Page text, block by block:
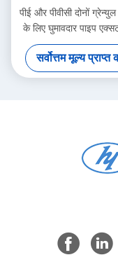
पीई और पीवीसी दोनों ग्रेन्युल
के लिए घुमावदार पाइप
मशीन
सर्वोत्तम मूल्य प्राप्त